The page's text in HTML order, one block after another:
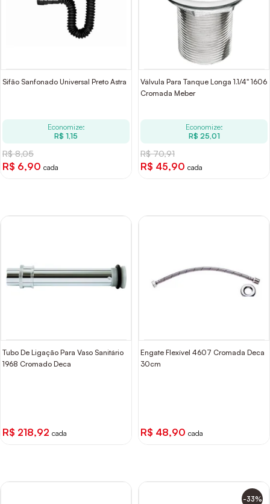
Sifão Sanfonado Universal Preto Astra
Economize:
R$ 1,15
R$ 8,05
R$ 6,90 cada
Válvula Para Tanque Longa 1.1/4" 1606
Cromada Meber
Economize:
R$ 25,01
R$ 70,91
R$ 45,90 cada
Tubo De Ligação Para Vaso Sanitário
1968 Cromado Deca
R$ 218,92 cada
Engate Flexível 4607 Cromada Deca
30cm
R$ 48,90 cada
-33%